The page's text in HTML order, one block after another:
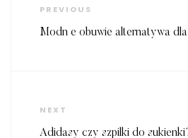
wpisu
Previous
Post
PREVIOUS
Modn e obuwie alternatywa
Next
Post
NEXT
Adidasy czy szpilki do